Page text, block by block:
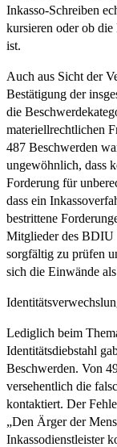
Inkasso-Schreiben
kursieren oder ob
ist.
Auch aus Sicht der
Bestätigung der
die
materiellrechtlichen
487 Beschwerden
ungewöhnlich, dass
Forderung für
dass ein
bestrittene
Mitglieder des BDIU
sorgfältig zu prüfen
sich die Einwände
Lediglich beim
Identitätsdiebstahl
Beschwerden. Von
versehentlich die
kontaktiert. Der
„Den Ärger der
Inkassodienstleister